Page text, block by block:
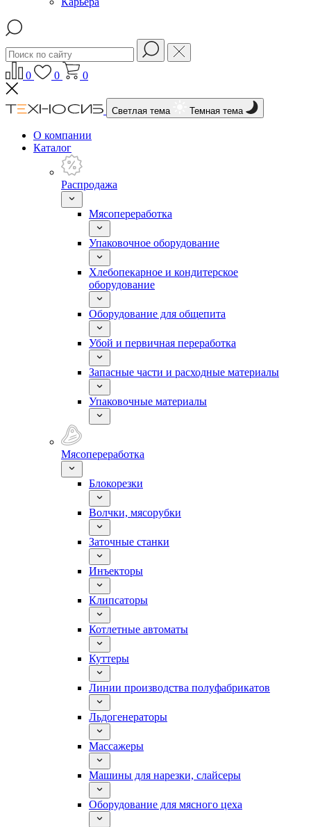
0 0 0
Светлая тема Темная тема
О компании
Каталог
Распродажа
Мясопереработка
Упаковочное оборудование
Хлебопекарное и кондитерское
оборудование
Оборудование для общепита
Убой и первичная переработка
Запасные части и расходные материалы
Упаковочные материалы
Мясопереработка
Блокорезки
Волчки, мясорубки
Заточные станки
Инъекторы
Клипсаторы
Котлетные автоматы
Куттеры
Линии производства полуфабрикатов
Льдогенераторы
Массажеры
Машины для нарезки, слайсеры
Оборудование для мясного цеха